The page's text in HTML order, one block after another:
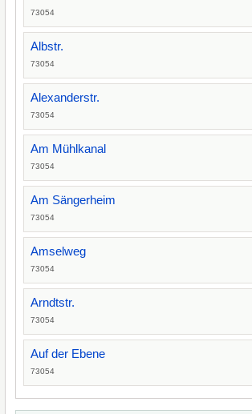
73054
Albstr.
73054
Alexanderstr.
73054
Am Mühlkanal
73054
Am Sängerheim
73054
Amselweg
73054
Arndtstr.
73054
Auf der Ebene
73054